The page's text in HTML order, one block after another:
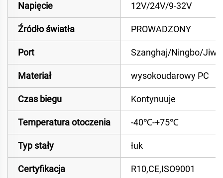
Napięcie 12V/24V/9-32V
Źródło światła PROWADZONY
Port Szanghaj/Ningbo/Jiwu
Materiał wysokoudarowy PC
Czas biegu Kontynuuje
Temperatura otoczenia -40℃-+75℃
Typ stały łuk
Certyfikacja R10,CE,ISO9001